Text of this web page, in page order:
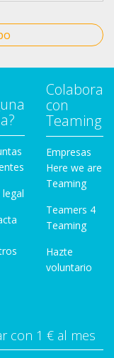
Colabora
con
Teaming
Empresas
Here we are
Teaming
Teamers 4
Teaming
Hazte
voluntario
con 1 € al mes